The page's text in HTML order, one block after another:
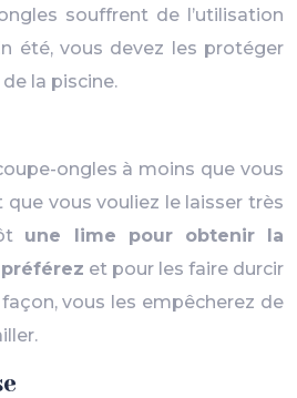
souffrent de l’utilisation
été, vous devez les protéger
la piscine.
ongles à moins que vous
que vous vouliez le laisser très
une lime pour obtenir la
et pour les faire durcir
vous les empêcherez de